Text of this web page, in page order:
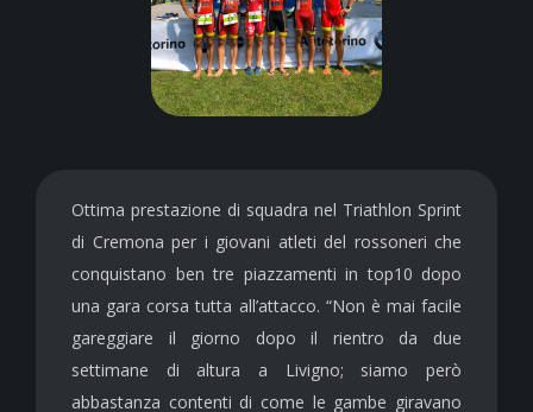
Ottima prestazione di squadra nel Triathlon Sprint
di Cremona per i giovani atleti del rossoneri che
conquistano ben tre piazzamenti in top10 dopo
una gara corsa tutta all’attacco. “Non è mai facile
gareggiare il giorno dopo il rientro da due
settimane di altura a Livigno; siamo però
abbastanza contenti di come le gambe giravano